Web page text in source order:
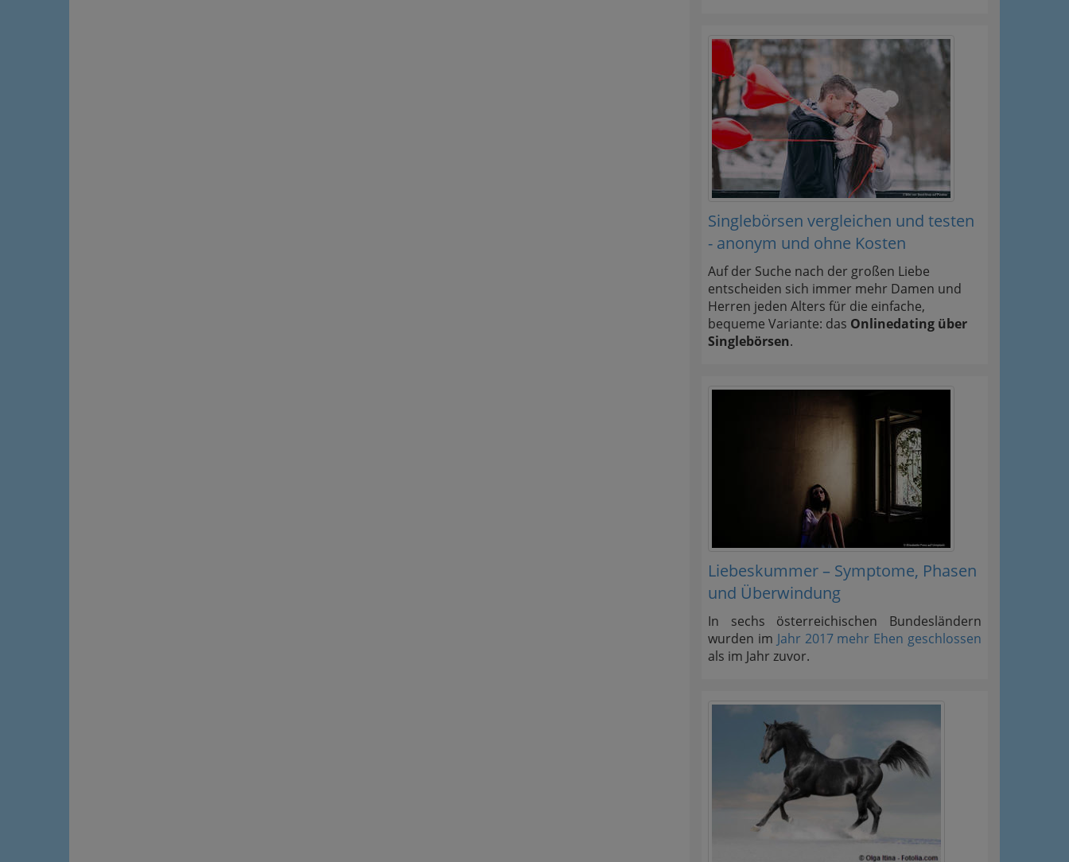
Singlebörsen vergleichen und testen
- anonym und ohne Kosten
Auf der Suche nach der großen Liebe
entscheiden sich immer mehr Damen und
Herren jeden Alters für die einfache,
bequeme Variante: das Onlinedating über
Singlebörsen.
Liebeskummer – Symptome, Phasen
und Überwindung
In sechs österreichischen Bundesländern
wurden im Jahr 2017 mehr Ehen geschlossen
als im Jahr zuvor.